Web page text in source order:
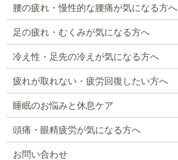
腰の疲れ・慢性的な腰痛が気になる方へ
足の疲れ・むくみが気になる方へ
冷え性・足先の冷えが気になる方へ
疲れが取れない・疲労回復したい方へ
睡眠のお悩みと休息ケア
頭痛・眼精疲労が気になる方へ
お問い合わせ